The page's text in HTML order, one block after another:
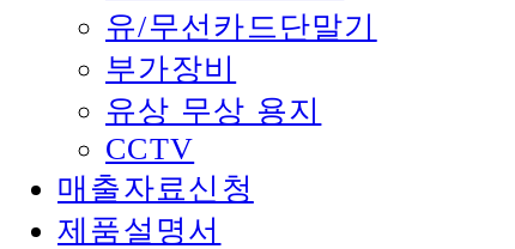
유/무선카드단말기
부가장비
유상 무상 용지
CCTV
매출자료신청
제품설명서